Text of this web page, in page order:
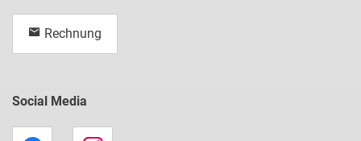
Rechnung
Social Media